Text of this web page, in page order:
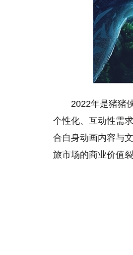
2022年是猪猪
个性化、互动性需
合自身动画内容与
旅市场的商业价值